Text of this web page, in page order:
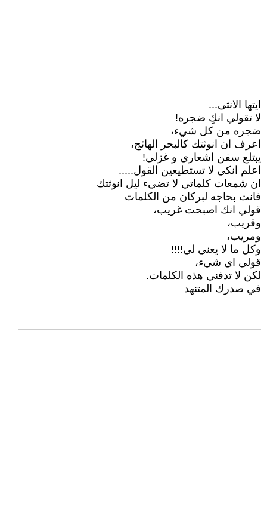
ايتها الانثى...
لا تقولي انكِ ضجره!
ضجره من كل شيء،
اعرف ان انوثتك كالبحر الهائج،
يبتلع سفن اشعاري و غزلي!
اعلم انكي لا تستطيعين القول.....
ان شمعات كلماتي لا تضيء ليل انوثتك
فانت بحاجه لبركان من الكلمات
قولي انك اصبحت غريب،
وقريب،
ومريب،
وكل ما لا يعني لي!!!!
قولي اي شيء،
لكن لا تدفني هذه الكلمات.
في صدرك المتنهد